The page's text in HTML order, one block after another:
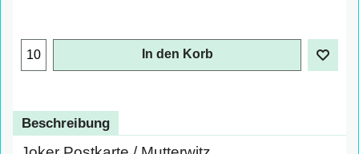
In den Korb
Beschreibung